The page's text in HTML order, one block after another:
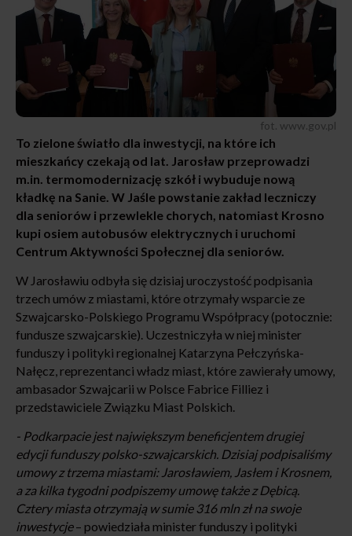
fot. www.gov.pl
To zielone światło dla inwestycji, na które ich
mieszkańcy czekają od lat. Jarosław przeprowadzi
m.in. termomodernizację szkół i wybuduje nową
kładkę na Sanie. W Jaśle powstanie zakład leczniczy
dla seniorów i przewlekle chorych, natomiast Krosno
kupi osiem autobusów elektrycznych i uruchomi
Centrum Aktywności Społecznej dla seniorów.
W Jarosławiu odbyła się dzisiaj uroczystość podpisania
trzech umów z miastami, które otrzymały wsparcie ze
Szwajcarsko-Polskiego Programu Współpracy (potocznie:
fundusze szwajcarskie). Uczestniczyła w niej minister
funduszy i polityki regionalnej Katarzyna Pełczyńska-
Nałęcz, reprezentanci władz miast, które zawierały umowy,
ambasador Szwajcarii w Polsce Fabrice Filliez i
przedstawiciele Związku Miast Polskich.
- Podkarpacie jest największym beneficjentem drugiej
edycji funduszy polsko-szwajcarskich. Dzisiaj podpisaliśmy
umowy z trzema miastami: Jarosławiem, Jasłem i Krosnem,
a za kilka tygodni podpiszemy umowę także z Dębicą.
Cztery miasta otrzymają w sumie 316 mln zł na swoje
inwestycje– powiedziała minister funduszy i polityki